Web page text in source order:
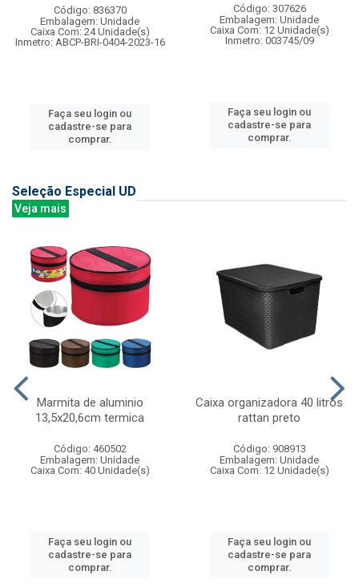
Código: 836370
Embalagem: Unidade
Caixa Com: 24 Unidade(s)
Inmetro: ABCP-BRI-0404-2023-16
Faça seu login ou
cadastre-se para
comprar.
Código: 307626
Embalagem: Unidade
Caixa Com: 12 Unidade(s)
Inmetro: 003745/09
Faça seu login ou
cadastre-se para
comprar.
Seleção Especial UD
Veja mais
Marmita de aluminio
13,5x20,6cm termica
Código: 460502
Embalagem: Unidade
Caixa Com: 40 Unidade(s)
Faça seu login ou
cadastre-se para
comprar.
Caixa organizadora 40 litros
rattan preto
Código: 908913
Embalagem: Unidade
Caixa Com: 12 Unidade(s)
Faça seu login ou
cadastre-se para
comprar.